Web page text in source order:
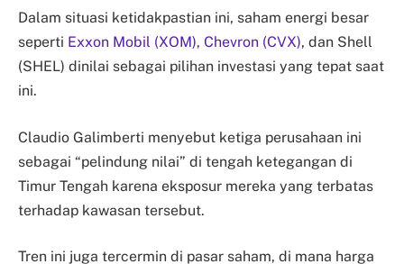
Dalam situasi ketidakpastian ini, saham energi besar
seperti Exxon Mobil (XOM), Chevron (CVX), dan Shell
(SHEL) dinilai sebagai pilihan investasi yang tepat saat
ini.
Claudio Galimberti menyebut ketiga perusahaan ini
sebagai “pelindung nilai” di tengah ketegangan di
Timur Tengah karena eksposur mereka yang terbatas
terhadap kawasan tersebut.
Tren ini juga tercermin di pasar saham, di mana harga